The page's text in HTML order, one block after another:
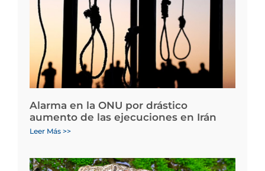
Alarma en la ONU por drástico
aumento de las ejecuciones en Irán
Leer Más >>